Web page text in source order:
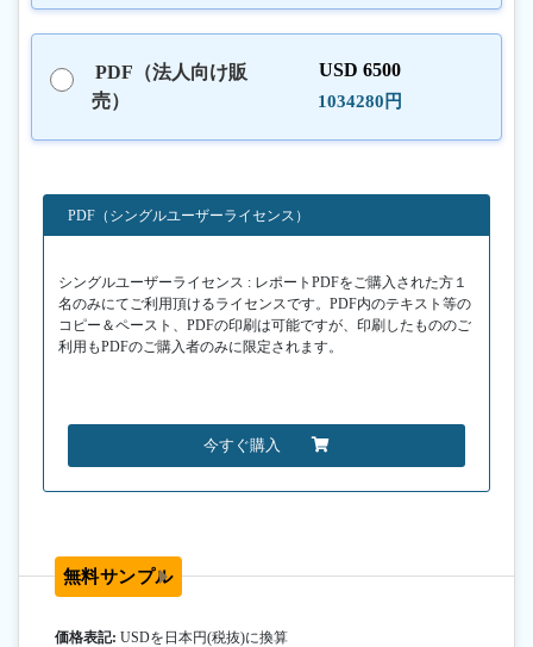
PDF（法人向け販
売）
USD 6500
1034280円
PDF（シングルユーザーライセンス）
シングルユーザーライセンス : レポートPDFをご購入された方１
名のみにてご利用頂けるライセンスです。PDF内のテキスト等の
コピー＆ペースト、PDFの印刷は可能ですが、印刷したもののご
利用もPDFのご購入者のみに限定されます。
今すぐ購入
無料サンプル
価格表記: USDを日本円(税抜)に換算